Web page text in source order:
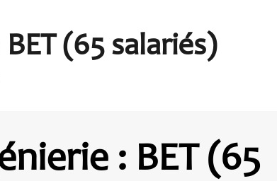
(65 salariés)
: BET (65